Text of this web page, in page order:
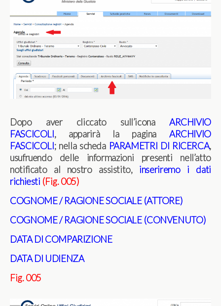
Dopo aver cliccato sull’icona ARCHIVIO
FASCICOLI, apparirà la pagina ARCHIVIO
FASCICOLI; nella scheda PARAMETRI DI RICERCA,
usufruendo delle informazioni presenti nell’atto
notificato al nostro assistito,inseriremo i dati
richiesti (Fig. 005)
COGNOME / RAGIONE SOCIALE (ATTORE)
COGNOME / RAGIONE SOCIALE (CONVENUTO)
DATA DI COMPARIZIONE
DATA DI UDIENZA
Fig. 005